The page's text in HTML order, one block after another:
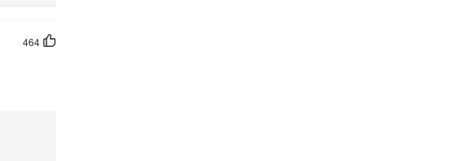
464